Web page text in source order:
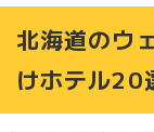
北海道のウ
けホテル20